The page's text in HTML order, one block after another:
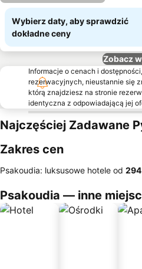
Wybierz daty, aby sprawdzić
dokładne ceny
Zobacz
Informacje o cenach i
rezerwacyjnych, nieustannie się
którą znajdziesz na stronie
identyczna z odpowiadającą jej
Najczęściej Zadawane
Zakres cen
Psakoudia: luksusowe hotele od ‎294
Psakoudia — inne